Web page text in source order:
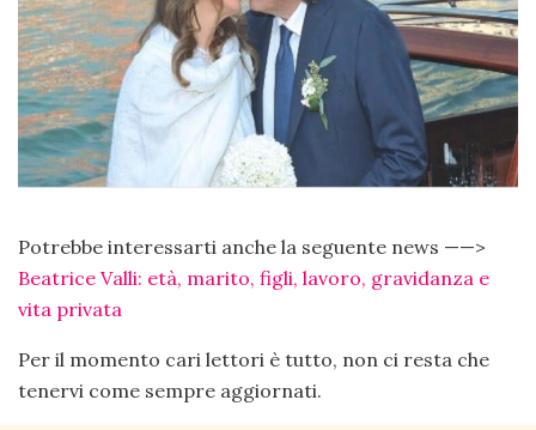
Potrebbe interessarti anche la seguente news ——>
Beatrice Valli: età, marito, figli, lavoro, gravidanza e
vita privata
Per il momento cari lettori è tutto, non ci resta che
tenervi come sempre aggiornati.